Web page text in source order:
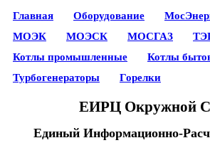
Главная Оборудование
МОЭК
МОЭСК МОСГАЗ
Котлы промышленные
Котлы
Турбогенераторы
Горелки
ЕИРЦ Окружной
Единый Информационно-